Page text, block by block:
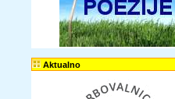
Aktualno